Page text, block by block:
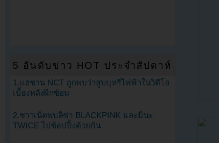
5 อันดับข่าว HOT ประจำสัปดาห์
1.แฮชาน NCT ถูกพบว่าสูบบุหรี่ไฟฟ้าในวิดีโอ
เบื้องหลังฝึกซ้อม
2.ชาวเน็ตพบลิซ่า BLACKPINK และมินะ
TWICE ไปช้อปปิ้งด้วยกัน